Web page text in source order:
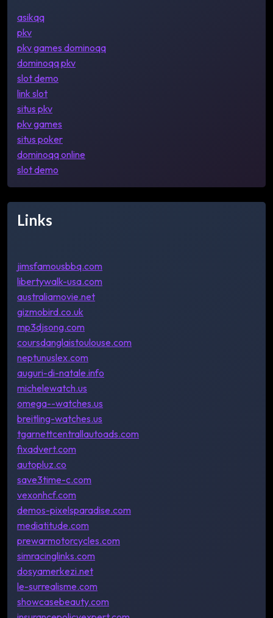
asikqq
pkv
pkv games dominoqq
dominoqq pkv
slot demo
link slot
situs pkv
pkv games
situs poker
dominoqq online
slot demo
Links
jimsfamousbbq.com
libertywalk-usa.com
australiamovie.net
gizmobird.co.uk
mp3djsong.com
coursdanglaistoulouse.com
neptunuslex.com
auguri-di-natale.info
michelewatch.us
omega--watches.us
breitling-watches.us
tgarnettcentrallautoads.com
fixadvert.com
autopluz.co
save3time-c.com
vexonhcf.com
demos-pixelsparadise.com
mediatitude.com
prewarmotorcycles.com
simracinglinks.com
dosyamerkezi.net
le-surrealisme.com
showcasebeauty.com